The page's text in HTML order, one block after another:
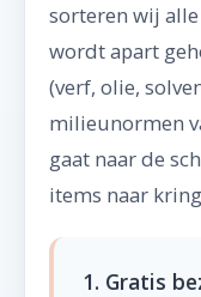
sorteren wij
wordt apart
(verf, olie,
milieunormen
gaat naar de
items naar
1. Gratis